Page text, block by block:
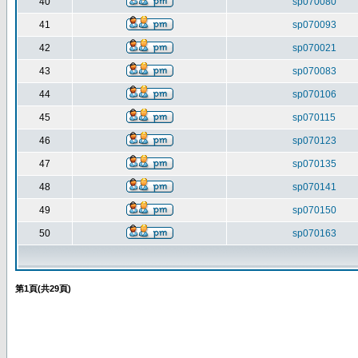
41 sp070093
42 sp070021
43 sp070083
44 sp070106
45 sp070115
46 sp070123
47 sp070135
48 sp070141
49 sp070150
50 sp070163
第1頁(共29頁)